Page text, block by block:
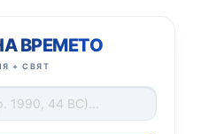
ВРЕМЕТО
+ СВЯТ